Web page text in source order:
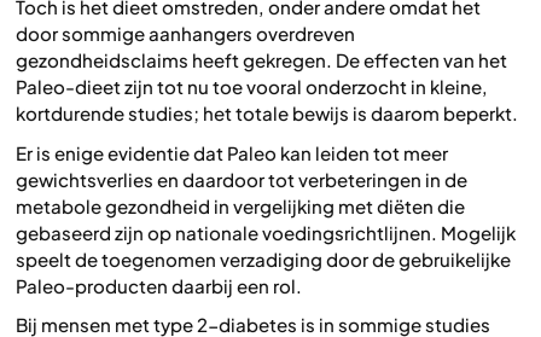
Toch is het dieet omstreden, onder andere omdat het
door sommige aanhangers overdreven
gezondheidsclaims heeft gekregen. De effecten van het
Paleo-dieet zijn tot nu toe vooral onderzocht in kleine,
kortdurende studies; het totale bewijs is daarom beperkt.
Er is enige evidentie dat Paleo kan leiden tot meer
gewichtsverlies en daardoor tot verbeteringen in de
metabole gezondheid in vergelijking met diëten die
gebaseerd zijn op nationale voedingsrichtlijnen. Mogelijk
speelt de toegenomen verzadiging door de gebruikelijke
Paleo-producten daarbij een rol.
Bij mensen met type 2-diabetes is in sommige studies